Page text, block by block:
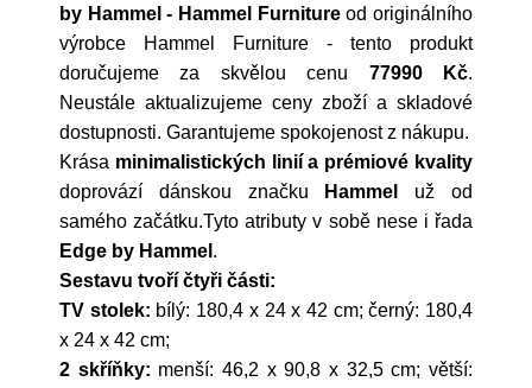
by Hammel - Hammel Furnitureod originálního
výrobce
Hammel Furniture - tento produkt
doručujeme za skvělou cenu 77990 Kč.
Neustále aktualizujeme ceny zboží a skladové
dostupnosti. Garantujeme spokojenost z nákupu.
Krása minimalistických linií a prémiové kvality
doprovází dánskou značku
Hammel
už od
samého začátku.Tyto atributy v sobě nese i řada
Edge by Hammel .
Sestavu tvoří čtyři části:
TV stolek: bílý: 180,4 x 24 x 42 cm; černý: 180,4
x 24 x 42 cm;
2 skříňky: menší: 46,2 x 90,8 x 32,5 cm; větší: